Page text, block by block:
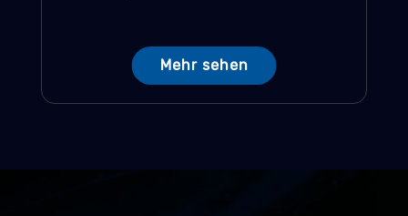
Mehr sehen